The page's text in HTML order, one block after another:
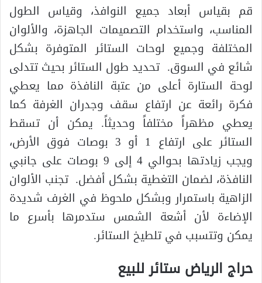
قم بقياس أبعاد جميع النوافذ، وقياس الطول
المناسب، واستخدام التصميمات الجاهزة، والألوان
المختلفة وجميع لوحات الستائر المتوفرة بشكل
شائع في السوق. تحديد طول الستائر بحيث تتدلى
لوحة الستارة أعلى من عتبة النافذة مما يعطي
فكرة رائعة عن ارتفاع سقف وجدران الغرفة كما
يعطي مظهراً مختلفاً وحديثاً. يمكن أن تسقط
الستائر على ارتفاع 1 أو 3 بوصات فوق الأرض،
ويجب زيادتها بحوالي 4 إلى 9 بوصات على جانبي
النافذة، لضمان التغطية بشكل أفضل. تجنب الألوان
الزاهية باستمرار وبشكل ملحوظ في الغرف شديدة
الإضاءة لأن أشعة الشمس ستدمرها بأسرع ما
يمكن وتتسبب في تلطيخ الستائر.
حراج الرياض ستائر للبيع